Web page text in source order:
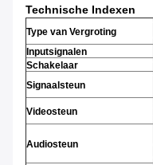
Technische Indexen
Type van Vergroting
Inputsignalen
Schakelaar
Signaalsteun
Videosteun
Audiosteun